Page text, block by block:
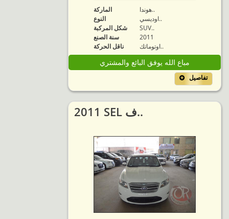
الماركة
هوندا..
النوع
اوديسي..
شكل المركبة
SUV..
سنة الصنع
2011
ناقل الحركة
اوتوماتك..
مباع الله يوفق البائع والمشتري
تفاصيل
2011 SEL ف..